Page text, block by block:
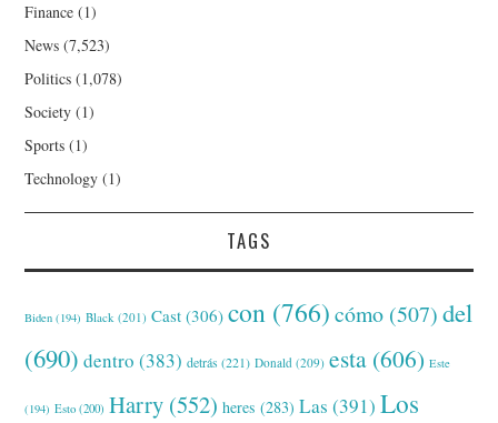
Finance (1)
News (7,523)
Politics (1,078)
Society (1)
Sports (1)
Technology (1)
TAGS
Biden (194) Black (201) Cast (306) con (766) cómo (507) del
(690) dentro (383) detrás (221) Donald (209) esta (606) Este
(194) Esto (200) Harry (552) heres (283) Las (391) Los